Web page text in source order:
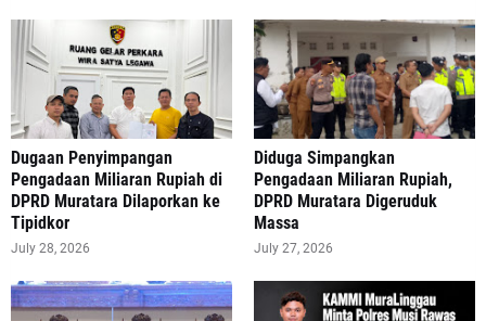
‎Dugaan Penyimpangan
Pengadaan Miliaran Rupiah di
DPRD Muratara Dilaporkan ke
Tipidkor
July 28, 2026
Diduga Simpangkan
Pengadaan Miliaran Rupiah,
DPRD Muratara Digeruduk
Massa
July 27, 2026